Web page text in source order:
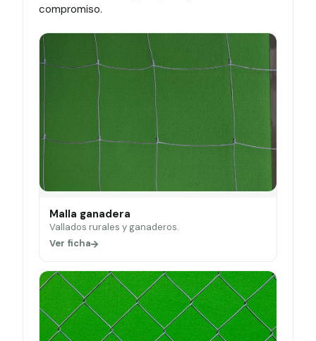
compromiso.
Malla ganadera
Vallados rurales y ganaderos.
Ver ficha